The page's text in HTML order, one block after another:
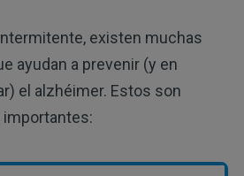
existen muchas
ayudan a prevenir (y en
el alzhéimer. Estos son
importantes: